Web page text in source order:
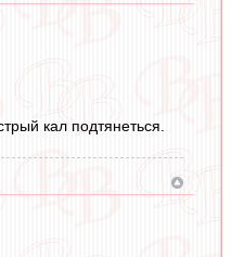
кал подтянеться.